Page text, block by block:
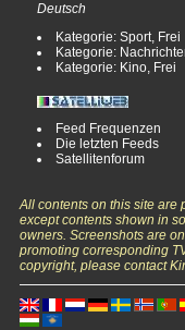
Deutsch
Kategorie: Sport, Frei
Kategorie:
Kategorie: Kino, Frei
Feed Frequenzen
Die letzten Feeds
Satellitenforum
All contents on this site are
except contents shown in
owners. Screenshots are
promoting corresponding
copyright, please contact